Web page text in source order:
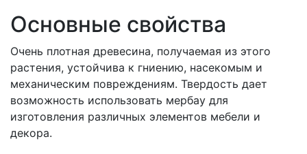
Основные свойства
Очень плотная древесина, получаемая из этого
растения, устойчива к гниению, насекомым и
механическим повреждениям. Твердость дает
возможность использовать мербау для
изготовления различных элементов мебели и
декора.